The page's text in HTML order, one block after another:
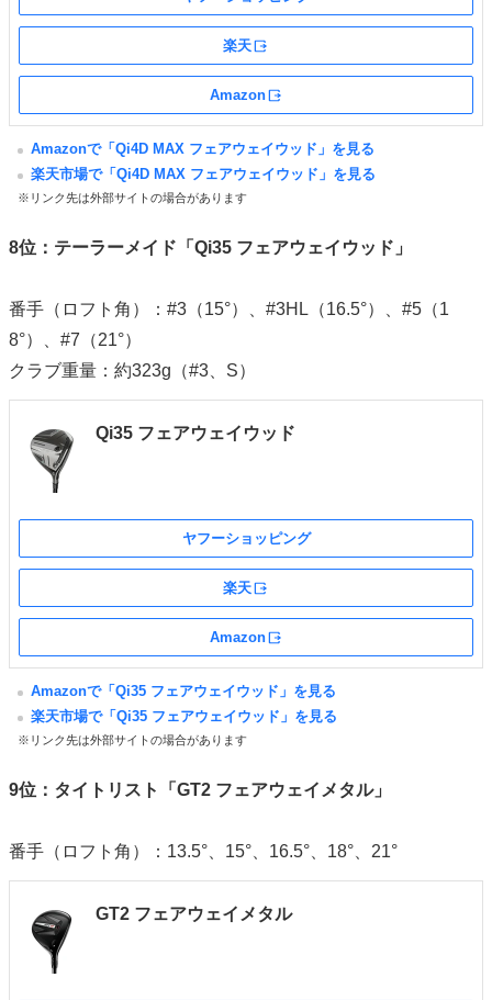
楽天
Amazon
Amazonで「Qi4D MAX フェアウェイウッド」を見る
楽天市場で「Qi4D MAX フェアウェイウッド」を見る
※リンク先は外部サイトの場合があります
8位：テーラーメイド「Qi35 フェアウェイウッド」
番手（ロフト角）：#3（15°）、#3HL（16.5°）、#5（1
8°）、#7（21°）
クラブ重量：約323g（#3、S）
Qi35 フェアウェイウッド
ヤフーショッピング
楽天
Amazon
Amazonで「Qi35 フェアウェイウッド」を見る
楽天市場で「Qi35 フェアウェイウッド」を見る
※リンク先は外部サイトの場合があります
9位：タイトリスト「GT2 フェアウェイメタル」
番手（ロフト角）：13.5°、15°、16.5°、18°、21°
GT2 フェアウェイメタル